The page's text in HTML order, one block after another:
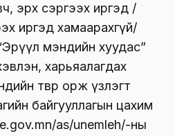
эрх сэргээх иргэд /
иргэд хамаарахгүй/
мэндийн хуудас”
харьяалагдах
төвөөр орж үзлэгт
байгууллагын цахим
as/unemleh/-ны